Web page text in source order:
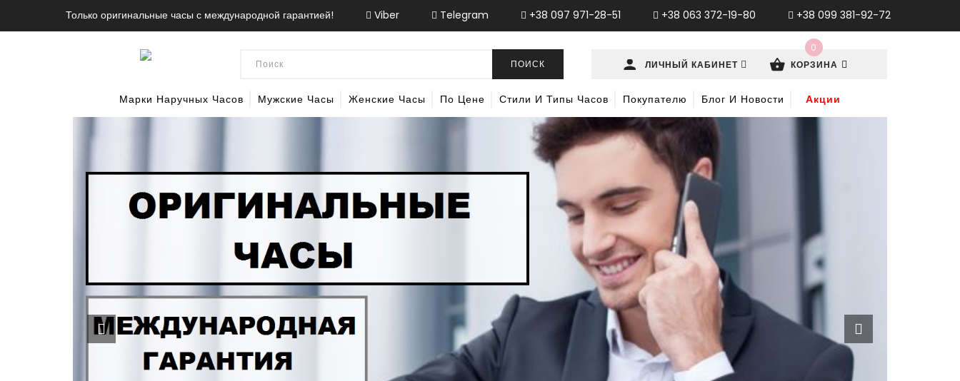
Только оригинальные часы с международной гарантией! +38 099 381-92-72
+38 063 372-19-80
+38 097 971-28-51
Telegram
Viber
ПОИСК ЛИЧНЫЙ КАБИНЕТ КОРЗИНА
0
Марки Наручных Часов Мужские Часы Женские Часы По Цене Стили И Типы Часов Покупателю Блог И Новости Акции